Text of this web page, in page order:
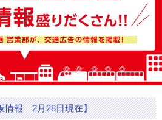
情報 2月28日現在】